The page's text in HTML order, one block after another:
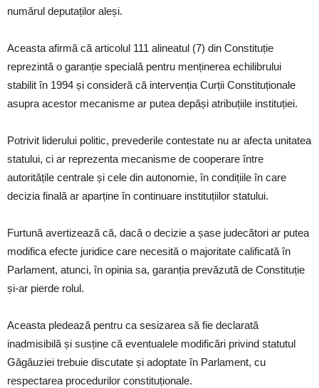
numărul deputaților aleși.
Aceasta afirmă că articolul 111 alineatul (7) din Constituție
reprezintă o garanție specială pentru menținerea echilibrului
stabilit în 1994 și consideră că intervenția Curții Constituționale
asupra acestor mecanisme ar putea depăși atribuțiile instituției.
Potrivit liderului politic, prevederile contestate nu ar afecta unitatea
statului, ci ar reprezenta mecanisme de cooperare între
autoritățile centrale și cele din autonomie, în condițiile în care
decizia finală ar aparține în continuare instituțiilor statului.
Furtună avertizează că, dacă o decizie a șase judecători ar putea
modifica efecte juridice care necesită o majoritate calificată în
Parlament, atunci, în opinia sa, garanția prevăzută de Constituție
și-ar pierde rolul.
Aceasta pledează pentru ca sesizarea să fie declarată
inadmisibilă și susține că eventualele modificări privind statutul
Găgăuziei trebuie discutate și adoptate în Parlament, cu
respectarea procedurilor constituționale.